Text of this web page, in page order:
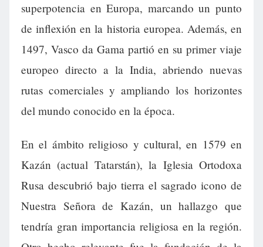
superpotencia en Europa, marcando un punto
de inflexión en la historia europea. Además, en
1497, Vasco da Gama partió en su primer viaje
europeo directo a la India, abriendo nuevas
rutas comerciales y ampliando los horizontes
del mundo conocido en la época.
En el ámbito religioso y cultural, en 1579 en
Kazán (actual Tatarstán), la Iglesia Ortodoxa
Rusa descubrió bajo tierra el sagrado icono de
Nuestra Señora de Kazán, un hallazgo que
tendría gran importancia religiosa en la región.